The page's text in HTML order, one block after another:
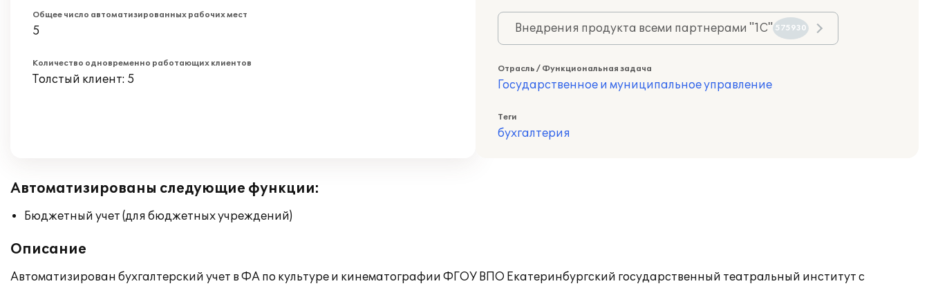
Общее число автоматизированных рабочих мест
5
Количество одновременно работающих клиентов
Толстый клиент: 5
Внедрения продукта всеми партнерами "1С" 575930
Отрасль / Функциональная задача
Государственное и муниципальное управление
Теги
бухгалтерия
Автоматизированы следующие функции:
Бюджетный учет (для бюджетных учреждений)
Описание
Автоматизирован бухгалтерский учет в ФА по культуре и кинематографии ФГОУ ВПО Екатеринбургский государственный театральный институт с